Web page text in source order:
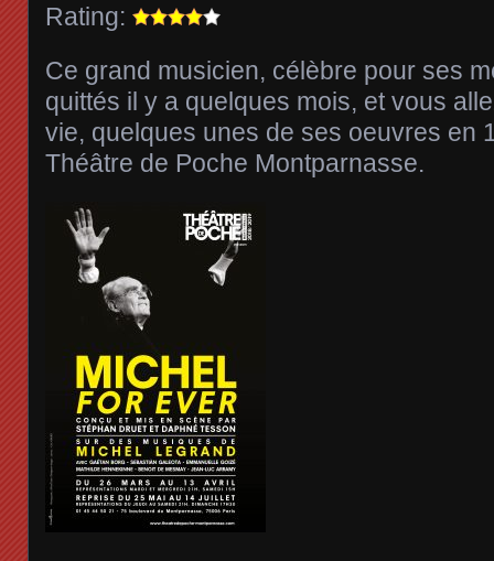
Rating:
Ce grand musicien, célèbre pour ses
quittés il y a quelques mois, et vous
vie, quelques unes de ses oeuvres en
Théâtre de Poche Montparnasse.